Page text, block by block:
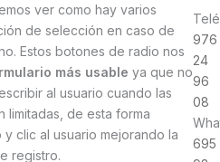
ver como hay varios
de selección en caso de
Estos botones de radio nos
más usable ya que no
al usuario cuando las
limitadas, de esta forma
clic al usuario mejorando la
registro.
976
24
96
08
695